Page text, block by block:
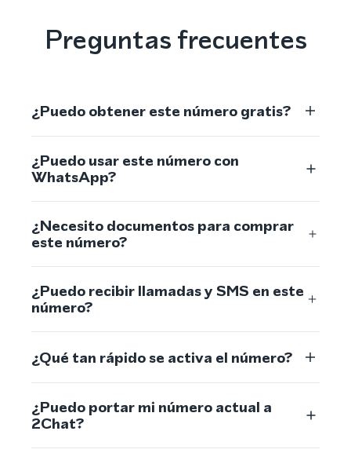
Preguntas frecuentes
¿Puedo obtener este número gratis?
¿Puedo usar este número con
WhatsApp?
¿Necesito documentos para comprar
este número?
¿Puedo recibir llamadas y SMS en este
número?
¿Qué tan rápido se activa el número?
¿Puedo portar mi número actual a
2Chat?